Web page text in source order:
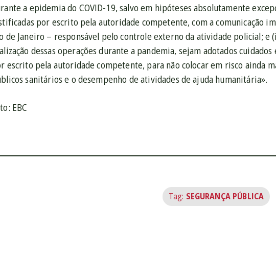
a epidemia do COVID-19, salvo em hipóteses absolutamente
por escrito pela autoridade competente, com a comunicação
de Janeiro – responsável pelo controle externo da atividade policial; e
dessas operações durante a pandemia, sejam adotados
escrito pela autoridade competente, para não colocar em risco ainda
sanitários e o desempenho de atividades de ajuda humanitária».
EBC
Tag: SEGURANÇA PÚBLICA